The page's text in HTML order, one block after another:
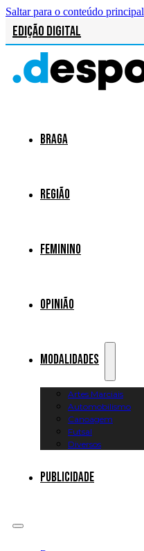
Saltar para o conteúdo principal
Edição Digital
Braga
Região
Feminino
Opinião
Modalidades
Artes Marciais
Automobilismo
Canoagem
Futsal
Diversos
Publicidade